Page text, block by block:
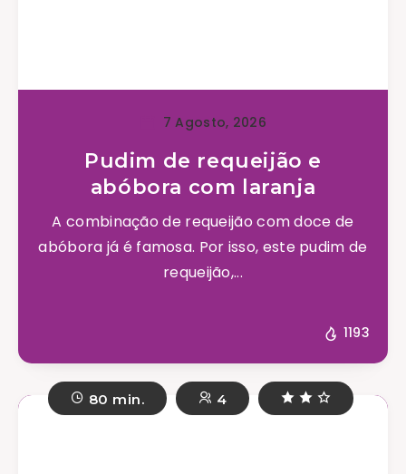
7 Agosto, 2026
Pudim de requeijão e
abóbora com laranja
A combinação de requeijão com doce de
abóbora já é famosa. Por isso, este pudim de
requeijão,...
1193
80 min. 4